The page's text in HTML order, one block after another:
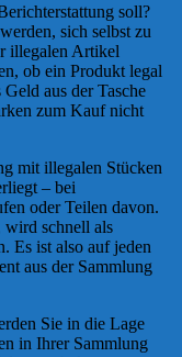
soll?
sich selbst zu
illegalen Artikel
ob ein Produkt legal
aus der Tasche
zum Kauf nicht
mit illegalen Stücken
– bei
oder Teilen davon.
wird schnell als
Es ist also auf jeden
aus der Sammlung
Sie in die Lage
in Ihrer Sammlung